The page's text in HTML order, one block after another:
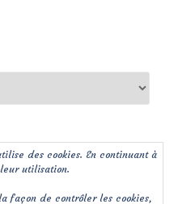
des cookies. En continuant à
utilisation.
façon de contrôler les cookies,